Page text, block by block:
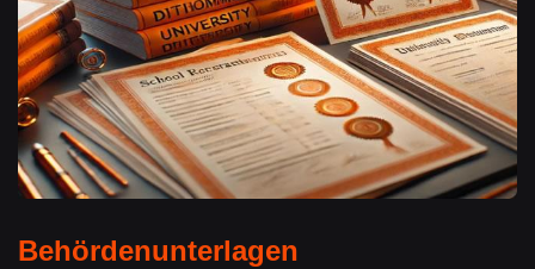
Behördenunterlagen